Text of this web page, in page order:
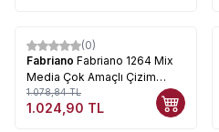
%5
(0)
Fabriano Fabriano 1264 Mix
Media Çok Amaçlı Çizim
Defteri Üstten Spiralli 300g
A3
1.078,84TL
1.024,90 TL